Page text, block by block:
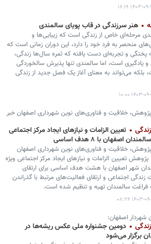
۰۹-۲۷ ۱۶:۱۹
هنر سرزندگی در قاب پویای سالمندی
مرحله‌ای خاص از زندگی است که زیبایی‌ها و
منحصر به فرد خود را دارد، این دوران زمانی است که
پختگی و تجربه‌ای دست یافته که ثمره سال‌ها زندگی،
یادگیری است، اما سالمندی تنها پذیرش سالخوردگی
بلکه می‌تواند به معنای آغاز یک فصل جدید از زندگی
۰۹-۲۶ ۱۰:۰۰
خلاقیت و فناوری‌های نوین شهرداری اصفهان خبر
تعیین الزامات و نیازهای ایجاد مرکز اجتماعی
اصفهان با ۸ هدف اساسی
خلاقیت و فناوری‌های نوین شهرداری اصفهان
تعیین الزامات و نیازهای ایجاد مرکز اجتماعی ویژه
شهر اصفهان با هشت هدف اساسی برای ارتقای
زندگی اجتماعی و ارتقای فعالیت‌های مرتبط با گذراندن
فراغت سالمندان تهیه و تنظیم شده است.
۰۹-۲۰ ۰۸:۲۴
شهردار اصفهان:
دومین جشنواره ملی عکس ریشه‌ها در
برگزار می‌شود